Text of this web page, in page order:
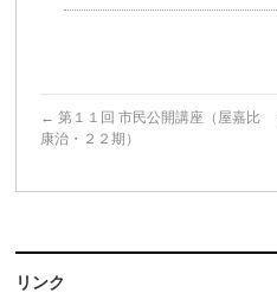
← 第１１回 市民公開講座（屋嘉比
康治・２２期）
リンク